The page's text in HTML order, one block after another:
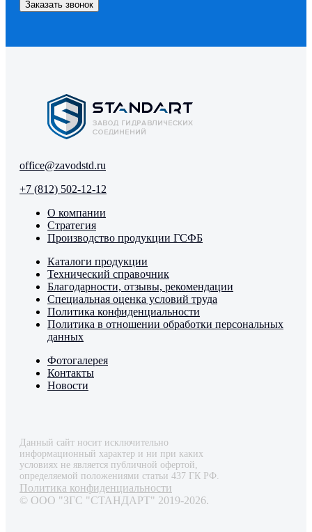
office@zavodstd.ru
+7 (812) 502-12-12
О компании
Стратегия
Производство продукции ГСФБ
Каталоги продукции
Технический справочник
Благодарности, отзывы, рекомендации
Специальная оценка условий труда
Политика конфиденциальности
Политика в отношении обработки персональных
данных
Фотогалерея
Контакты
Новости
Данный сайт носит исключительно
информационный характер и ни при каких
условиях не является публичной офертой,
определяемой положениями статьи 437 ГК РФ.
Политика конфиденциальности
© ООО "ЗГС "СТАНДАРТ" 2019-2026.